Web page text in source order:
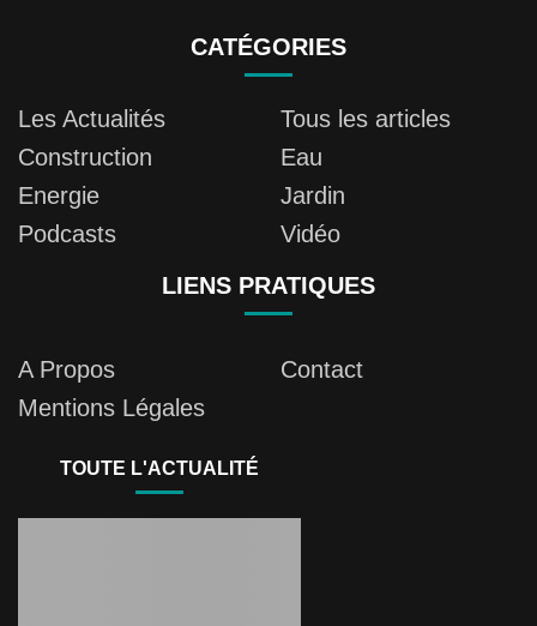
CATÉGORIES
Les Actualités
Tous les articles
Construction
Eau
Energie
Jardin
Podcasts
Vidéo
LIENS PRATIQUES
A Propos
Contact
Mentions Légales
TOUTE L'ACTUALITÉ